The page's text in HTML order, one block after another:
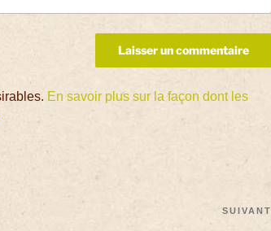
En savoir plus sur la façon dont les
SUIVANT